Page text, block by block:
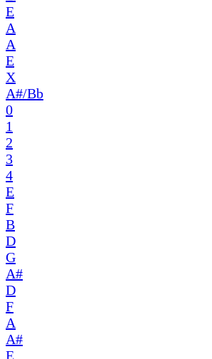
E
A
A
E
X
A#/Bb
0
1
2
3
4
E
F
B
D
G
A#
D
F
A
A#
E